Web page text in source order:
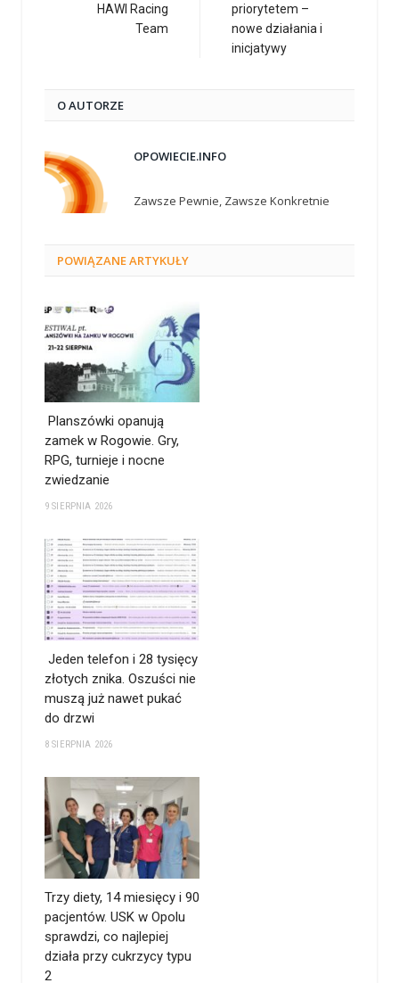
HAWI Racing
Team
priorytetem –
nowe działania i
inicjatywy
O AUTORZE
OPOWIECIE.INFO
Zawsze Pewnie, Zawsze Konkretnie
POWIĄZANEARTYKUŁY
Planszówki opanują
zamek w Rogowie. Gry,
RPG, turnieje i nocne
zwiedzanie
9 SIERPNIA 2026
Jeden telefon i 28 tysięcy
złotych znika. Oszuści nie
muszą już nawet pukać
do drzwi
8 SIERPNIA 2026
Trzy diety, 14 miesięcy i 90
pacjentów. USK w Opolu
sprawdzi, co najlepiej
działa przy cukrzycy typu
2